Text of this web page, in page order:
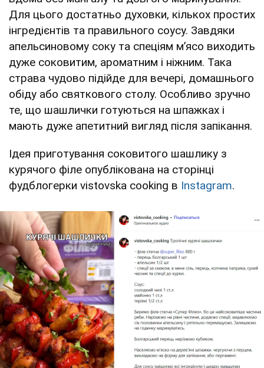
Для цього достатньо духовки, кількох простих
інгредієнтів та правильного соусу. Завдяки
апельсиновому соку та спеціям м’ясо виходить
дуже соковитим, ароматним і ніжним. Така
страва чудово підійде для вечері, домашнього
обіду або святкового столу. Особливо зручно
те, що шашлички готуються на шпажках і
мають дуже апетитний вигляд після запікання.
Ідея приготування соковитого шашлику з
курячого філе опублікована на сторінці
фудблогерки vistovska cooking в Instagram.